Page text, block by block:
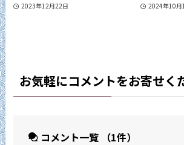
2023年12月22日 2024年10月
お気軽にコメントをお寄せく
コメント一覧 （1件）